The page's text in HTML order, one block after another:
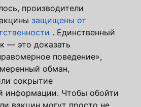
производители
защищены от
. Единственный
— это доказать
поведение»,
обман,
сокрытие
информации. Чтобы обойти
вакцин могут просто не